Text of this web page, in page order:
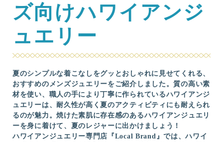
ズ向けハワイアンジ
ュエリー
夏のシンプルな着こなしをグッとおしゃれに見せてくれる、
おすすめのメンズジュエリーをご紹介しました。質の高い素
材を使い、職人の手により丁寧に作られているハワイアンジ
ュエリーは、耐久性が高く夏のアクティビティにも耐えられ
るのが魅力。焼けた素肌に存在感のあるハワイアンジュエリ
ーを身に着けて、夏のレジャーに出かけましょう！
ハワイアンジュエリー専門店『Local Brand』では、ハワイ